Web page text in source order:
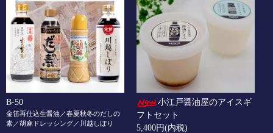
B-50
金笛再仕込生醤油／春夏秋冬のだしの
素／胡麻ドレッシング／川越しぼり
小江戸醤油屋のアイスギ
フトセット
5,400円(内税)